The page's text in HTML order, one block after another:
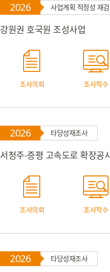
2026 사업계획 적정성 재
강원권 호국원 조성사업
조사의뢰 조사착수
2026 타당성재조사
서청주-증평 고속도로 확장공
조사의뢰 조사착수
2026 타당성재조사